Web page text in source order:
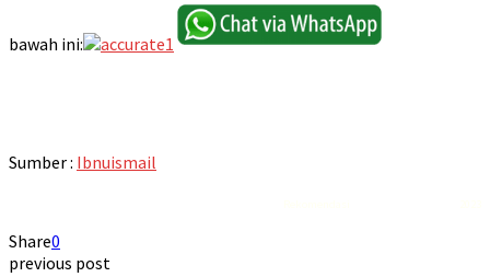
bawah ini:
Sumber : Ibnuismail
Share0
previous post